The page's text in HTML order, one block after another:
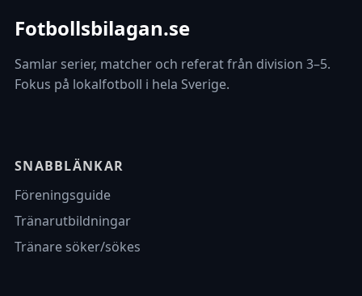
Fotbollsbilagan.se
Samlar serier, matcher och referat från division 3–5.
Fokus på lokalfotboll i hela Sverige.
SNABBLÄNKAR
Föreningsguide
Tränarutbildningar
Tränare söker/sökes